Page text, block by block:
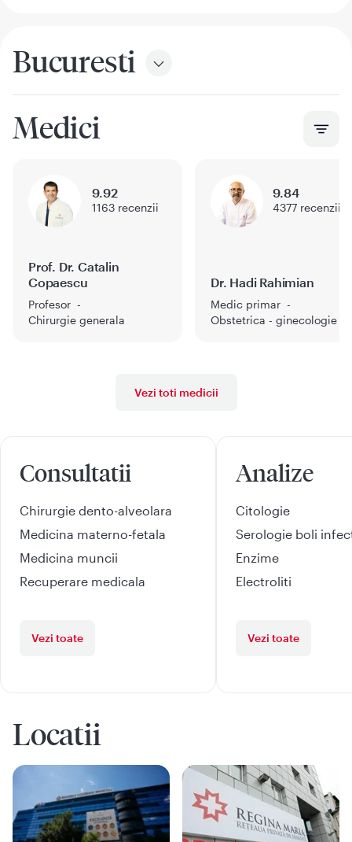
Bucuresti
Medici
Prof. Dr. Catalin
Copaescu
Profesor
Chirurgie generala
9.92
1163 recenzii
Dr. Hadi Rahimian
Medic primar
Obstetrica - ginecologie
9.84
4377 recenzii
Vezi toti medicii
Consultatii
Chirurgie dento-alveolara
Medicina materno-fetala
Medicina muncii
Recuperare medicala
Vezi toate
Analize
Citologie
Serologie boli
Enzime
Electroliti
Vezi toate
Locatii